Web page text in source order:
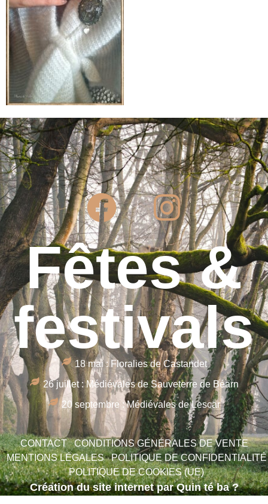
Fêtes &
festivals
18 mai : Floralies de Castandet
26 juillet : Médiévales de Sauveterre de Béarn
20 septembre : Médiévales de Lescar
CONTACT
CONDITIONS GÉNÉRALES DE VENTE
MENTIONS LÉGALES
POLITIQUE DE CONFIDENTIALITÉ
POLITIQUE DE COOKIES (UE)
Création du site internet par Quin té ba ?